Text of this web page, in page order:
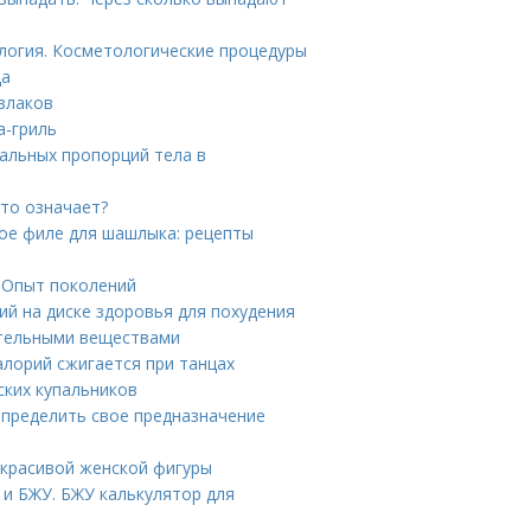
Косметологические процедуры
гриль
пропорций тела в
означает?
филе для шашлыка: рецепты
поколений
на диске здоровья для похудения
веществами
сжигается при танцах
купальников
свое предназначение
женской фигуры
БЖУ. БЖУ калькулятор для